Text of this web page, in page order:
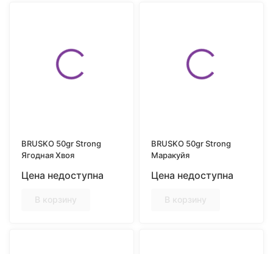
BRUSKO 50gr Strong
Ягодная Хвоя
Цена недоступна
В корзину
BRUSKO 50gr Strong
Маракуйя
Цена недоступна
В корзину